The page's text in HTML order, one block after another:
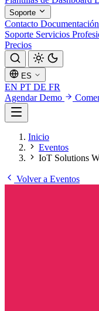
Soporte
Contacto Documentación
Soporte Servicios
Precios
ES
EN PT DE FR
Agendar Demo
Inicio
Eventos
IoT Solutions
Volver a Eventos